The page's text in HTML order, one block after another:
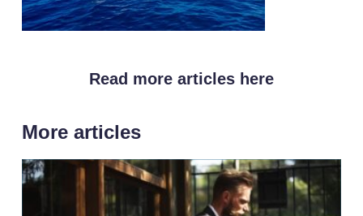
Read more articles here
More articles